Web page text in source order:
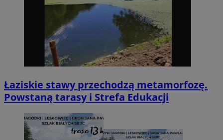
Łaziskie stawy przechodzą metamorfozę.
Powstaną tarasy i Strefa Edukacji